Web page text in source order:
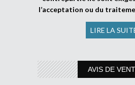
l’acceptation ou du
LIRE LA
AVIS DE